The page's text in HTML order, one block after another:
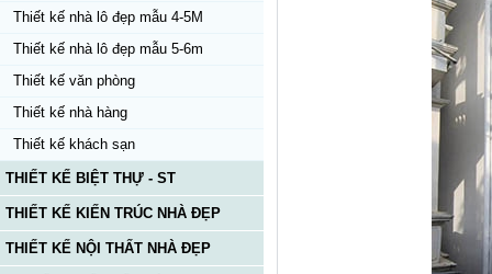
Thiết kế nhà lô đẹp mẫu 4-5M
Thiết kế nhà lô đẹp mẫu 5-6m
Thiết kế văn phòng
Thiết kế nhà hàng
Thiết kế khách sạn
THIẾT KẾ BIỆT THỰ - ST
THIẾT KẾ KIẾN TRÚC NHÀ ĐẸP
THIẾT KẾ NỘI THẤT NHÀ ĐẸP